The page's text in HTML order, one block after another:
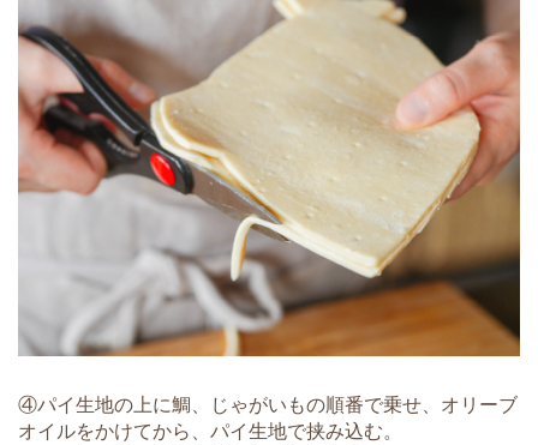
④パイ生地の上に鯛、じゃがいもの順番で乗せ、オリーブ
オイルをかけてから、パイ生地で挟み込む。